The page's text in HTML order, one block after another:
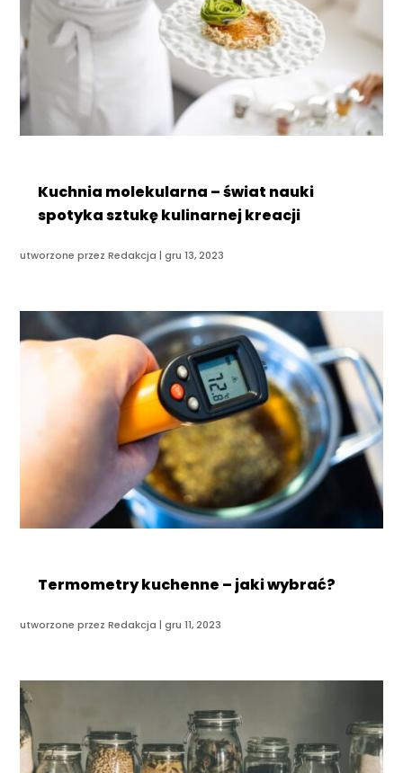
Kuchnia molekularna – świat nauki
spotyka sztukę kulinarnej kreacji
utworzone przezRedakcja |gru 13, 2023
Termometry kuchenne – jaki wybrać?
utworzone przezRedakcja |gru 11, 2023